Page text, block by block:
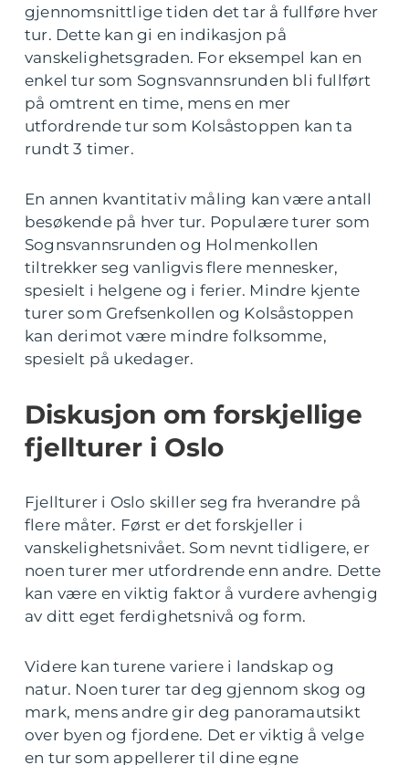
gjennomsnittlige tiden det tar å fullføre hver
tur. Dette kan gi en indikasjon på
vanskelighetsgraden. For eksempel kan en
enkel tur som Sognsvannsrunden bli fullført
på omtrent en time, mens en mer
utfordrende tur som Kolsåstoppen kan ta
rundt 3 timer.
En annen kvantitativ måling kan være antall
besøkende på hver tur. Populære turer som
Sognsvannsrunden og Holmenkollen
tiltrekker seg vanligvis flere mennesker,
spesielt i helgene og i ferier. Mindre kjente
turer som Grefsenkollen og Kolsåstoppen
kan derimot være mindre folksomme,
spesielt på ukedager.
Diskusjon om forskjellige
fjellturer i Oslo
Fjellturer i Oslo skiller seg fra hverandre på
flere måter. Først er det forskjeller i
vanskelighetsnivået. Som nevnt tidligere, er
noen turer mer utfordrende enn andre. Dette
kan være en viktig faktor å vurdere avhengig
av ditt eget ferdighetsnivå og form.
Videre kan turene variere i landskap og
natur. Noen turer tar deg gjennom skog og
mark, mens andre gir deg panoramautsikt
over byen og fjordene. Det er viktig å velge
en tur som appellerer til dine egne